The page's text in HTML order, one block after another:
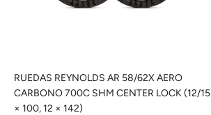
RUEDAS REYNOLDS AR 58/62X AERO
CARBONO 700C SHM CENTER LOCK (12/15
× 100, 12 × 142)